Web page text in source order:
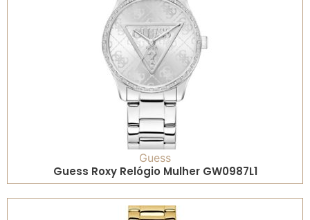
Guess
Guess Roxy Relógio Mulher GW0987L1